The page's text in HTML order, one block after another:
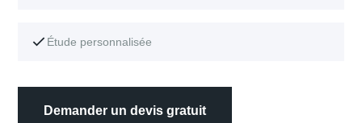
Étude personnalisée
Demander un devis gratuit